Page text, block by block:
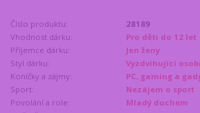
Číslo produktu:
28189
Vhodnost dárku:
Pro děti do 12 let
Příjemce dárku:
Jen ženy
Styl dárku:
Vyzdvihující
Koníčky a zájmy:
PC, gaming a
Sport:
Nezájem o sport
Povolání a role:
Mladý duchem